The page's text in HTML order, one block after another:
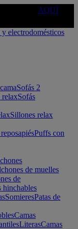
AQUÍ
Sofás 2
relaxSofás
Sillones relax
Puffs con
de muelles
de
hinchables
SomieresPatas de
Camas
LiterasCamas